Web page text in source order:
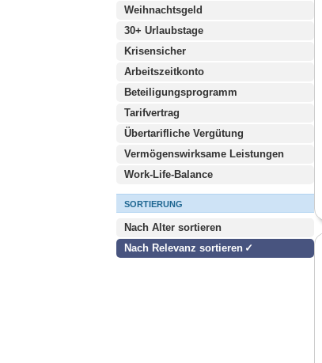
Weihnachtsgeld
30+ Urlaubstage
Krisensicher
Arbeitszeitkonto
Beteiligungsprogramm
Tarifvertrag
Übertarifliche Vergütung
Vermögenswirksame Leistungen
Work-Life-Balance
SORTIERUNG
Nach Alter sortieren
Nach Relevanz sortieren